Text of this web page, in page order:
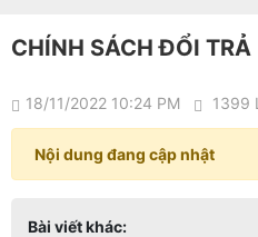
CHÍNH SÁCH ĐỔI TRẢ
18/11/2022 10:24 PM 1399
Nội dung đang cập nhật
Bài viết khác: